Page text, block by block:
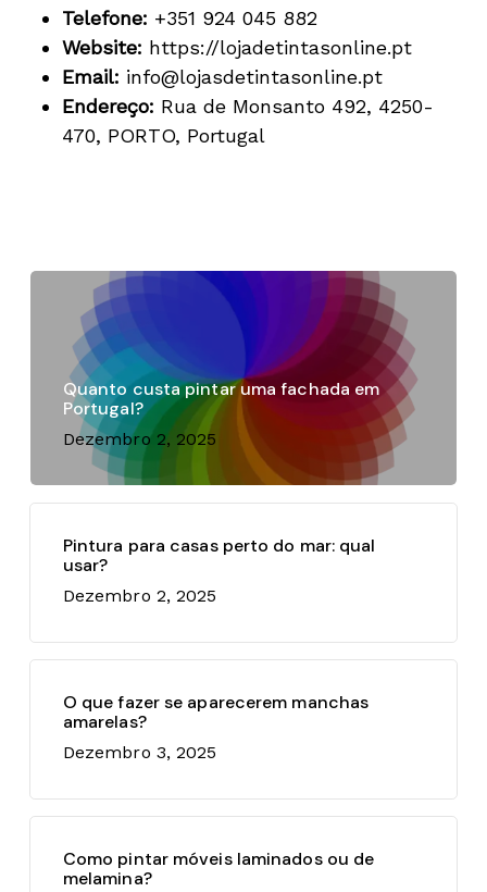
Telefone: +351 924 045 882
Website: https://lojadetintasonline.pt
Email: info@lojasdetintasonline.pt
Endereço: Rua de Monsanto 492, 4250-
470, PORTO, Portugal
Quanto custa pintar uma fachada em
Portugal?
Dezembro 2, 2025
Pintura para casas perto do mar: qual
usar?
Dezembro 2, 2025
O que fazer se aparecerem manchas
amarelas?
Dezembro 3, 2025
Como pintar móveis laminados ou de
melamina?